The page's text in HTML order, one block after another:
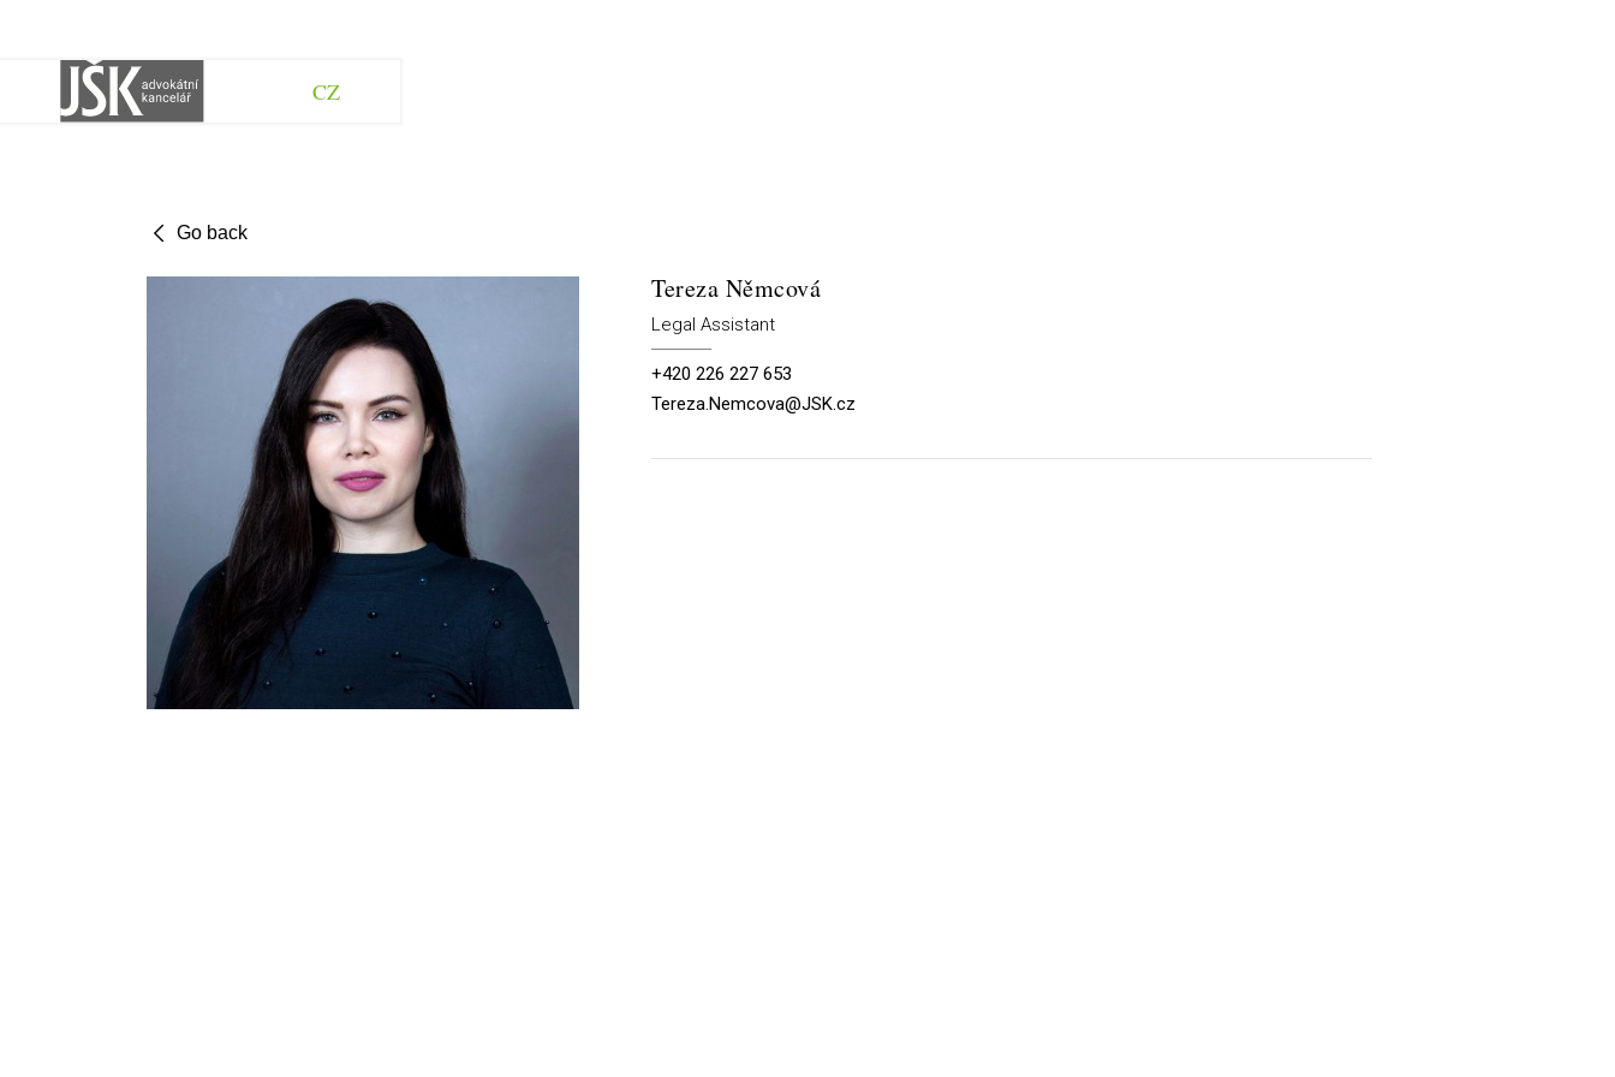
CZ
Go back
Tereza Němcová
Legal Assistant
+420 226 227 653
Tereza.Nemcova@JSK.cz